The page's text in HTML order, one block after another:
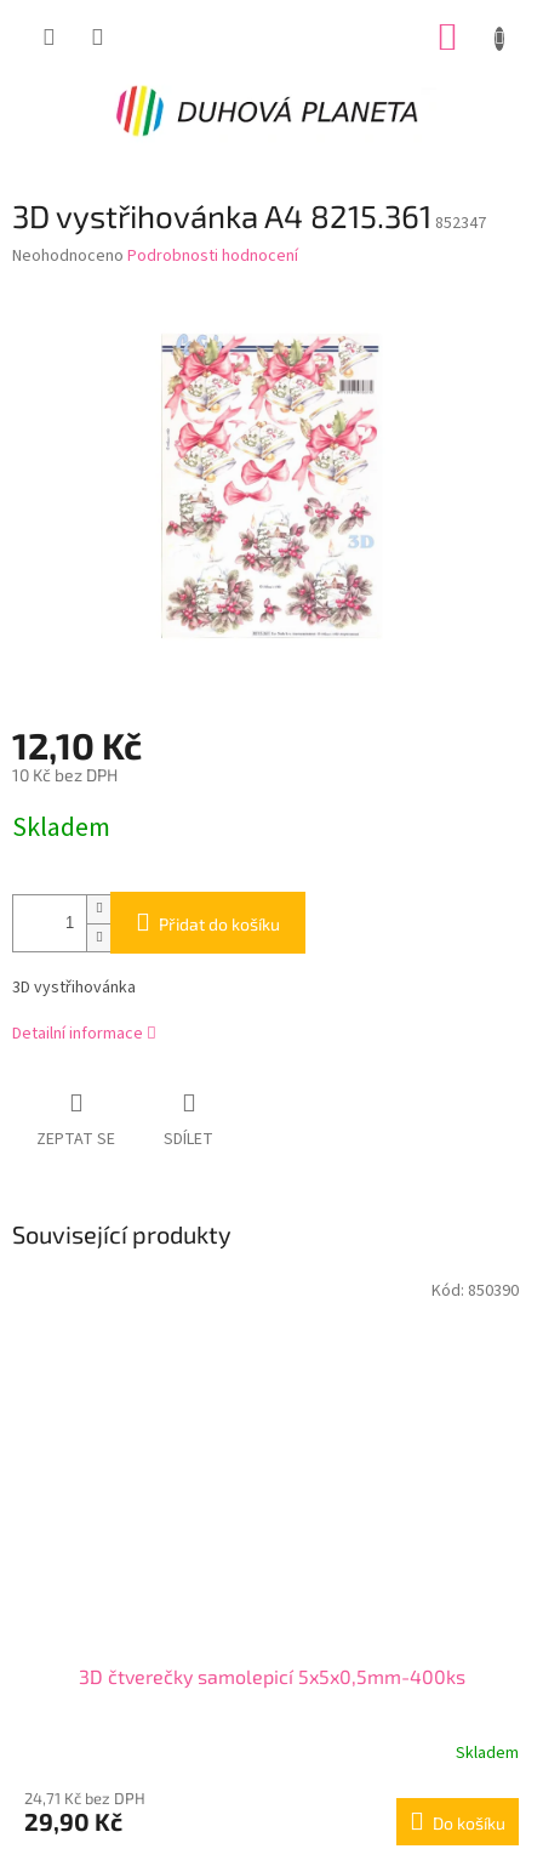
3D vystřihovánka A4 8215.361 852347
Průměrné
Neohodnoceno Podrobnosti hodnocení
12,10 Kč
10 Kč bez DPH
cena:
Skladem
Přidat do košíku
3D vystřihovánka
Detailní informace
ZEPTAT SE SDÍLET
Související produkty
3D čtverečky samolepicí 5x5x0,5mm-400ks
Skladem
24,71 Kč bez DPH
29,90 Kč Do košíku
Kód: 850390